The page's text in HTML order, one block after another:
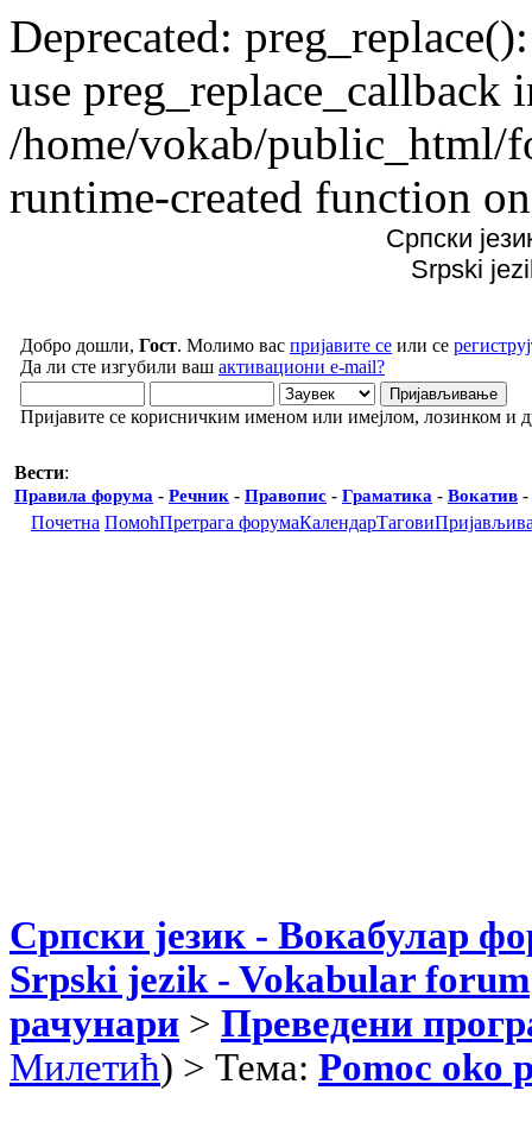
Deprecated:
use preg_replace_callback
/home/vokab/public_html/
runtime-created function
Српски
Srpski
Добро дошли, Гост. Молимо вас пријавите се или се
Да ли сте изгубили ваш активациони e-mail?
Пријавите се корисничким именом или имејлом, лозинком и
Вести:
Правила форума - Речник - Правопис - Граматика - Вокатив -
Почетна ПомоћПретрага форумаКалендарТагови
Српски језик - Вокабулар
Srpski jezik - Vokabular forum
рачунари > Преведени
Милетић) > Тема: Pomoc oko